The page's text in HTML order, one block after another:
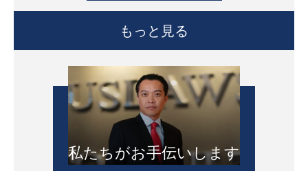
もっと見る
私たちがお手伝いします